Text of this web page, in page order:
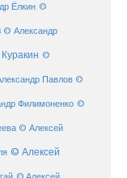
Ёлкин ©
© Александр
©
Павлов ©
Филимоненко ©
© Алексей
© Алексей